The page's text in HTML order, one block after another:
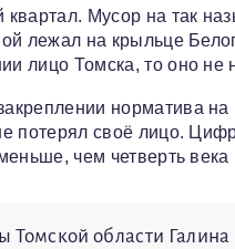
квартал. Мусор на так
лежал на крыльце
лицо Томска, то оно не
норматива
потерял своё лицо.
чем четверть века
Томской области